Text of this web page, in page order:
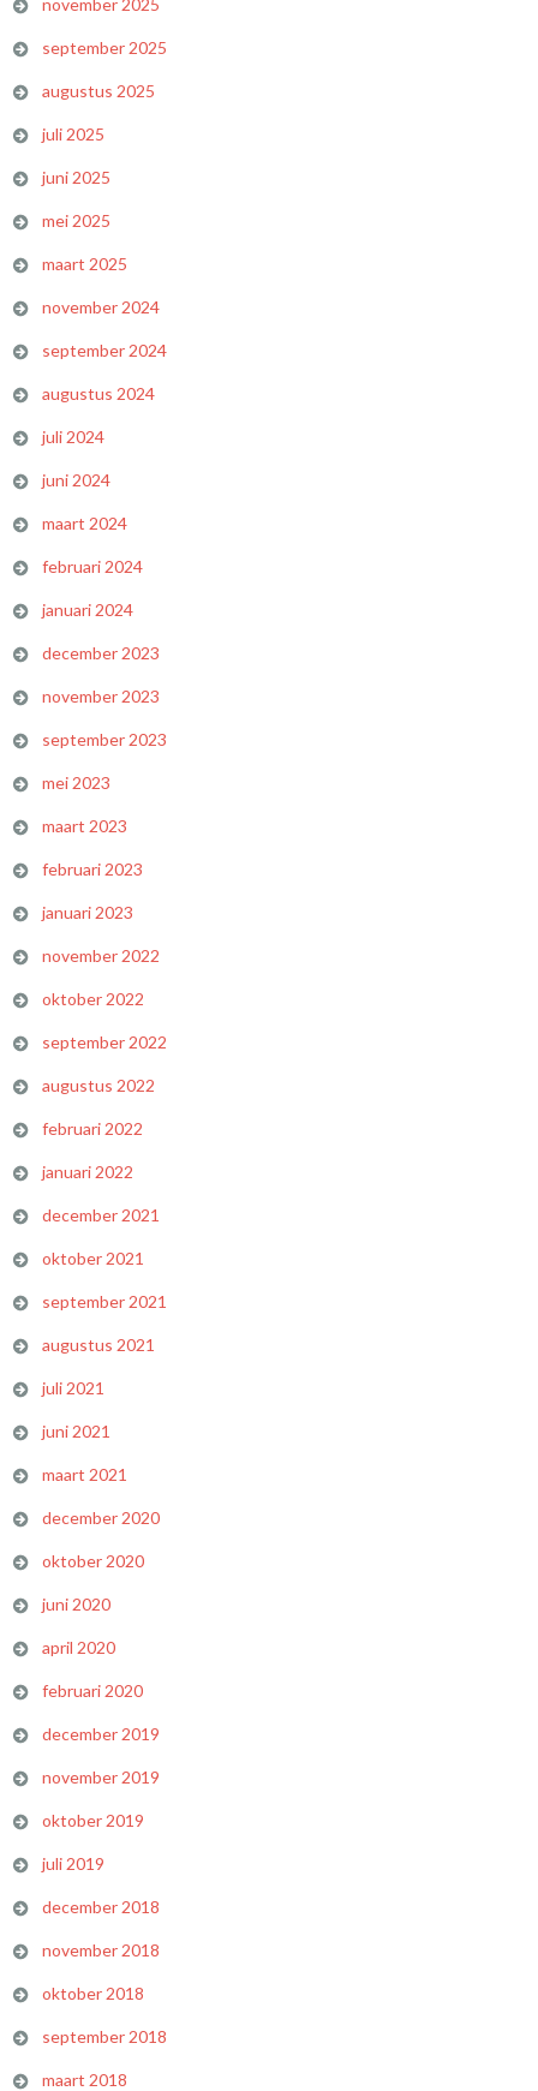
september 2025
augustus 2025
juli 2025
juni 2025
mei 2025
maart 2025
november 2024
september 2024
augustus 2024
juli 2024
juni 2024
maart 2024
februari 2024
januari 2024
december 2023
november 2023
september 2023
mei 2023
maart 2023
februari 2023
januari 2023
november 2022
oktober 2022
september 2022
augustus 2022
februari 2022
januari 2022
december 2021
oktober 2021
september 2021
augustus 2021
juli 2021
juni 2021
maart 2021
december 2020
oktober 2020
juni 2020
april 2020
februari 2020
december 2019
november 2019
oktober 2019
juli 2019
december 2018
november 2018
oktober 2018
september 2018
maart 2018